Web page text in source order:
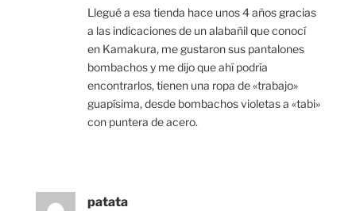
Llegué a esa tienda hace unos 4 años gracias
a las indicaciones de un alabañil que conocí
en Kamakura, me gustaron sus pantalones
bombachos y me dijo que ahí podría
encontrarlos, tienen una ropa de «trabajo»
guapísima, desde bombachos violetas a «tabi»
con puntera de acero.
patata